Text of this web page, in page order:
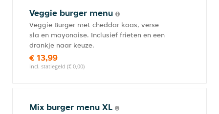
Veggie burger menu
Veggie Burger met cheddar kaas, verse
sla en mayonaise. Inclusief frieten en een
drankje naar keuze.
€ 13,99
incl. statiegeld (€ 0,00)
Mix burger menu XL